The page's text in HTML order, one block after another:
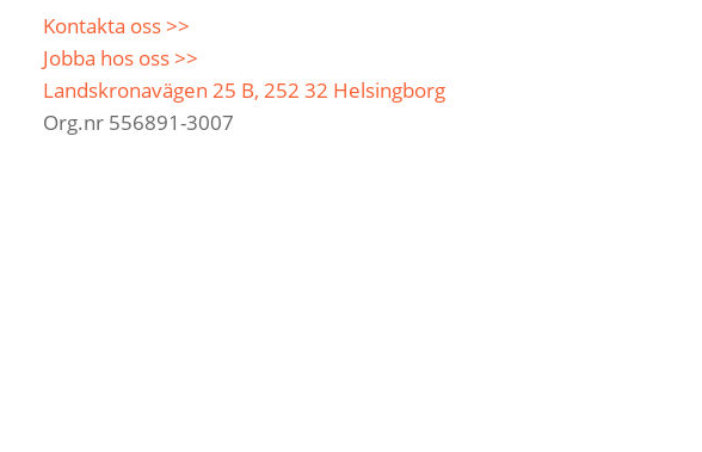
Kontakta oss >>
Jobba hos oss >>
Landskronavägen 25 B, 252 32 Helsingborg
Org.nr 556891-3007